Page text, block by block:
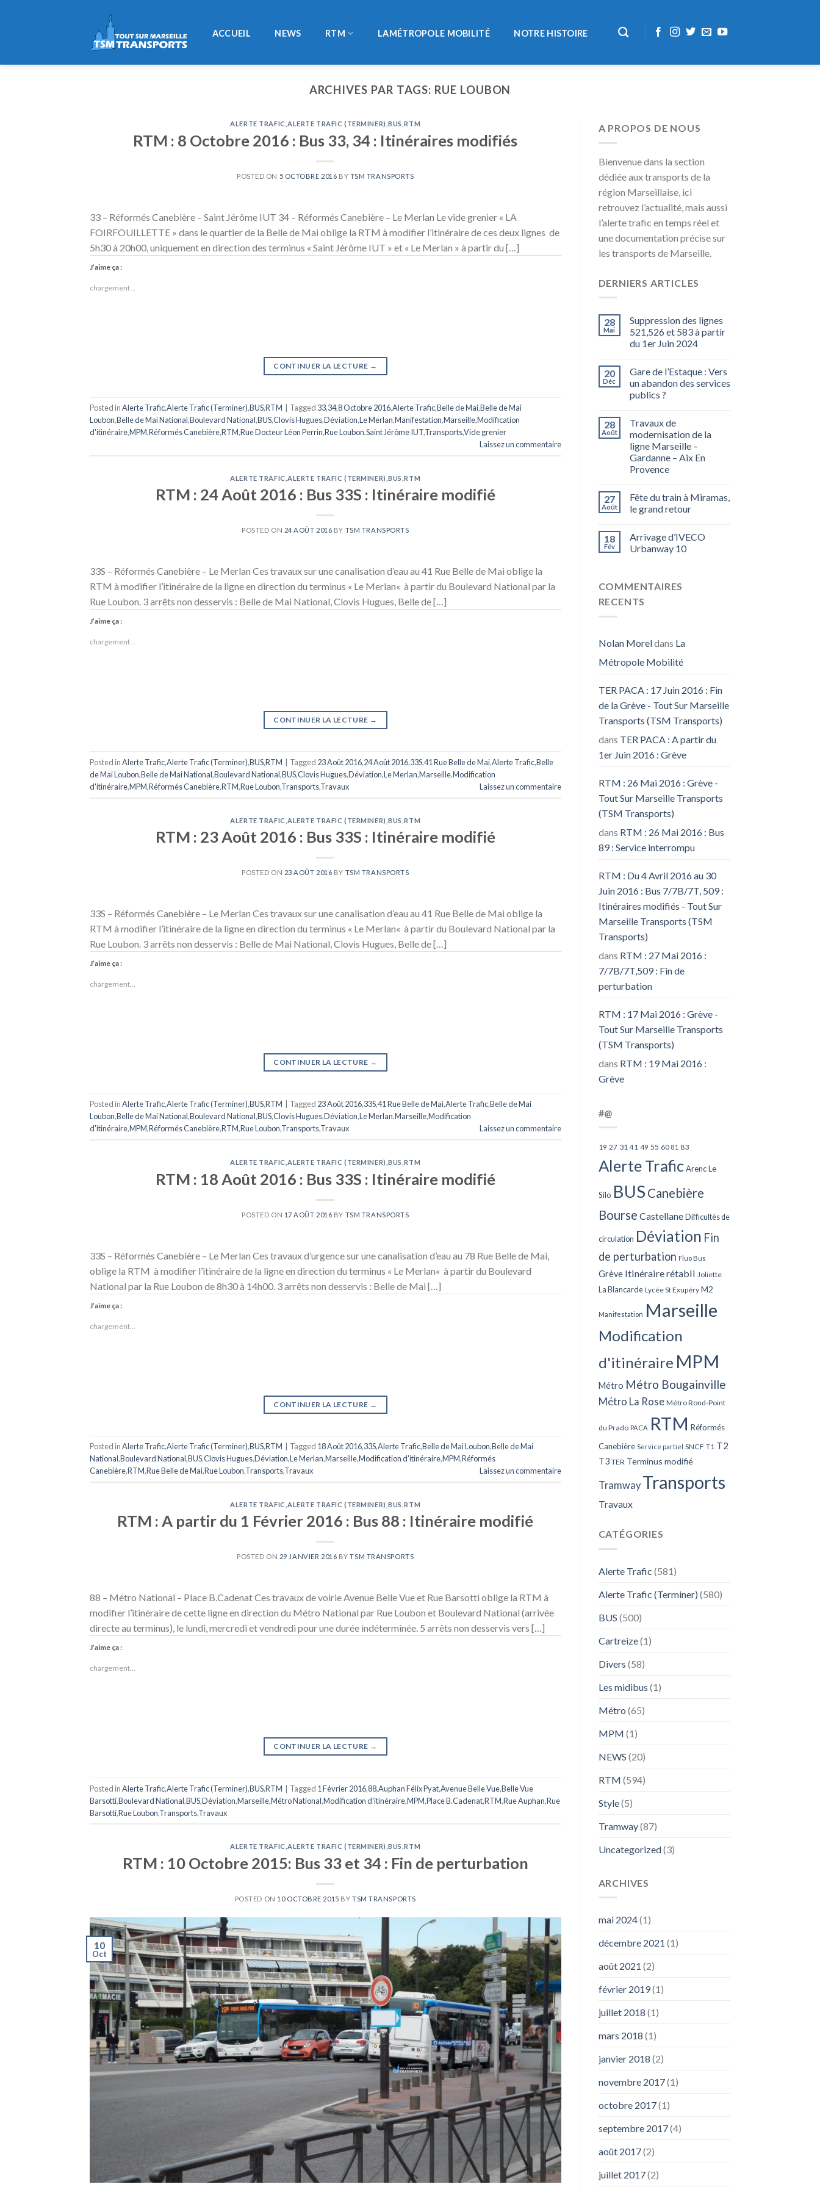
ACCUEIL NEWS RTM LAMÉTROPOLE MOBILITÉ NOTRE HISTOIRE
ARCHIVES PAR TAGS: RUE LOUBON
ALERTE TRAFIC ,ALERTE TRAFIC (TERMINER) ,BUS ,RTM
RTM : 8 Octobre 2016 : Bus 33, 34 : Itinéraires modifiés
POSTED ON 5 OCTOBRE 2016 BY TSM TRANSPORTS
33 – Réformés Canebière – Saint Jérôme IUT 34 – Réformés Canebière – Le Merlan Le vide grenier « LA
FOIRFOUILLETTE » dans le quartier de la Belle de Mai oblige la RTM à modifier l’itinéraire de ces deux lignes de
5h30 à 20h00, uniquement en direction des terminus « Saint Jérôme IUT » et « Le Merlan » à partir du […]
J’aime ça :
chargement…
CONTINUER LA LECTURE →
Posted inAlerte Trafic,Alerte Trafic (Terminer),BUS,RTM Tagged 33,34,8 Octobre 2016,Alerte Trafic,Belle de Mai,Belle de Mai
Loubon,Belle de Mai National,Boulevard National,BUS,Clovis Hugues,Déviation,Le Merlan,Manifestation,Marseille,Modification
d'itinéraire,MPM,Réformés Canebière,RTM,Rue Docteur Léon Perrin,Rue Loubon,Saint Jérôme IUT,Transports,Vide grenier
Laissez un commentaire
ALERTE TRAFIC ,ALERTE TRAFIC (TERMINER) ,BUS ,RTM
RTM : 24 Août 2016 : Bus 33S : Itinéraire modifié
POSTED ON 24 AOÛT 2016 BY TSM TRANSPORTS
33S – Réformés Canebière – Le Merlan Ces travaux sur une canalisation d’eau au 41 Rue Belle de Mai oblige la
RTM à modifier l’itinéraire de la ligne en direction du terminus « Le Merlan« à partir du Boulevard National par la
Rue Loubon. 3 arrêts non desservis : Belle de Mai National, Clovis Hugues, Belle de […]
J’aime ça :
chargement…
CONTINUER LA LECTURE →
Posted inAlerte Trafic,Alerte Trafic (Terminer),BUS,RTM Tagged 23 Août 2016,24 Août 2016,33S,41 Rue Belle de Mai,Alerte Trafic,Belle
de Mai Loubon,Belle de Mai National,Boulevard National,BUS,Clovis Hugues,Déviation,Le Merlan,Marseille,Modification
d'itinéraire,MPM,Réformés Canebière,RTM,Rue Loubon,Transports,Travaux Laissez un commentaire
ALERTE TRAFIC ALERTE TRAFIC (TERMINER) ,BUS ,RTM
RTM : 23 Août 2016 : Bus 33S : Itinéraire modifié
POSTED ON 23 AOÛT 2016 BY TSM TRANSPORTS
33S – Réformés Canebière – Le Merlan Ces travaux sur une canalisation d’eau au 41 Rue Belle de Mai oblige la
RTM à modifier l’itinéraire de la ligne en direction du terminus « Le Merlan« à partir du Boulevard National par la
Rue Loubon. 3 arrêts non desservis : Belle de Mai National, Clovis Hugues, Belle de […]
J’aime ça :
chargement…
CONTINUER LA LECTURE →
Posted inAlerte Trafic,Alerte Trafic (Terminer),BUS,RTM Tagged 23 Août 2016,33S,41 Rue Belle de Mai,Alerte Trafic,Belle de Mai
Loubon,Belle de Mai National,Boulevard National,BUS,Clovis Hugues,Déviation,Le Merlan,Marseille,Modification
d'itinéraire,MPM,Réformés Canebière,RTM,Rue Loubon,Transports,Travaux Laissez un commentaire
ALERTE TRAFIC ,ALERTE TRAFIC (TERMINER) ,BUS ,RTM
RTM : 18 Août 2016 : Bus 33S : Itinéraire modifié
POSTED ON 17 AOÛT 2016 BY TSM TRANSPORTS
33S – Réformés Canebière – Le Merlan Ces travaux d’urgence sur une canalisation d’eau au 78 Rue Belle de Mai,
oblige la RTM à modifier l’itinéraire de la ligne en direction du terminus « Le Merlan« à partir du Boulevard
National par la Rue Loubon de 8h30 à 14h00. 3 arrêts non desservis : Belle de Mai […]
J’aime ça :
chargement…
CONTINUER LA LECTURE →
Posted inAlerte Trafic,Alerte Trafic (Terminer),BUS,RTM Tagged 18 Août 2016,33S,Alerte Trafic,Belle de Mai Loubon,Belle de Mai
National,Boulevard National,BUS,Clovis Hugues,Déviation,Le Merlan,Marseille,Modification d'itinéraire,MPM,Réformés
Canebière,RTM,Rue Belle de Mai,Rue Loubon,Transports,Travaux Laissez un commentaire
ALERTE TRAFIC ,ALERTE TRAFIC (TERMINER) ,BUS ,RTM
RTM : A partir du 1 Février 2016 : Bus 88 : Itinéraire modifié
POSTED ON 29 JANVIER 2016 BYTSM TRANSPORTS
88 – Métro National – Place B.Cadenat Ces travaux de voirie Avenue Belle Vue et Rue Barsotti oblige la RTM à
modifier l’itinéraire de cette ligne en direction du Métro National par Rue Loubon et Boulevard National (arrivée
directe au terminus), le lundi, mercredi et vendredi pour une durée indéterminée. 5 arrêts non desservis vers […]
J’aime ça :
chargement…
CONTINUER LA LECTURE →
Posted inAlerte Trafic,Alerte Trafic (Terminer),BUS,RTM Tagged 1 Février 2016,88,Auphan Félix Pyat,Avenue Belle Vue,Belle Vue
Barsotti,Boulevard National,BUS,Déviation,Marseille,Métro National,Modification d'itinéraire,MPM,Place B.Cadenat,RTM,Rue Auphan,Rue
Barsotti,Rue Loubon,Transports,Travaux
ALERTE TRAFIC ,ALERTE TRAFIC (TERMINER) ,BUS ,RTM
RTM : 10 Octobre 2015: Bus 33 et 34 : Fin de perturbation
POSTED ON 10 OCTOBRE 2015 BY TSM TRANSPORTS
10
Oct
A PROPOS DE NOUS
Bienvenue dans la section
dédiée aux transports de la
région Marseillaise, ici
retrouvez l’actualité, mais aussi
l’alerte trafic en temps réel et
une documentation précise sur
les transports de Marseille.
DERNIERS ARTICLES
28
Mai
Suppression des lignes
521,526 et 583 à partir
du 1er Juin 2024
20
Déc
Gare de l’Estaque : Vers
un abandon des services
publics ?
28
Août
Travaux de
modernisation de la
ligne Marseille –
Gardanne – Aix En
Provence
27
Août
Fête du train à Miramas,
le grand retour
18
Fév
Arrivage d’IVECO
Urbanway 10
COMMENTAIRES
RECENTS
Nolan Moreldans La
Métropole Mobilité
TER PACA : 17 Juin 2016 : Fin
de la Grève - Tout Sur Marseille
Transports (TSM Transports)
dans TER PACA : A partir du
1er Juin 2016 : Grève
RTM : 26 Mai 2016 : Grève -
Tout Sur Marseille Transports
(TSM Transports)
dans RTM : 26 Mai 2016 : Bus
89 : Service interrompu
RTM : Du 4 Avril 2016 au 30
Juin 2016 : Bus 7/7B/7T, 509 :
Itinéraires modifiés - Tout Sur
Marseille Transports (TSM
Transports)
dans RTM : 27 Mai 2016 :
7/7B/7T,509 : Fin de
perturbation
RTM : 17 Mai 2016 : Grève -
Tout Sur Marseille Transports
(TSM Transports)
dans RTM : 19 Mai 2016 :
Grève
#@
19 27 31 41 49 55 60 81 83
Alerte Trafic Arenc Le
Silo BUS Canebière
Bourse Castellane Difficultés de
circulation Déviation Fin
de perturbation Fluo Bus
Grève Itinéraire rétabli Joliette
La Blancarde Lycée St Exupéry M2
Manifestation Marseille
Modification
d'itinéraire MPM
Métro Métro Bougainville
Métro La Rose Métro Rond-Point
du Prado PACA RTM Réformés
Canebière Service partiel SNCF T1 T2
T3 TER Terminus modifié
Tramway Transports
Travaux
CATÉGORIES
Alerte Trafic (581)
Alerte Trafic (Terminer) (580)
BUS (500)
Cartreize(1)
Divers (58)
Les midibus (1)
Métro (65)
MPM (1)
NEWS (20)
RTM (594)
Style(5)
Tramway(87)
Uncategorized(3)
ARCHIVES
mai 2024(1)
décembre 2021 (1)
août 2021 (2)
février 2019(1)
juillet 2018 (1)
mars 2018 (1)
janvier 2018 (2)
novembre 2017(1)
octobre 2017(1)
septembre 2017(4)
août 2017(2)
juillet 2017(2)